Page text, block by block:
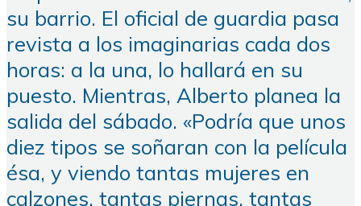
su barrio. El oficial de guardia pasa
revista a los imaginarias cada dos
horas: a la una, lo hallará en su
puesto. Mientras, Alberto planea la
salida del sábado. «Podría que unos
diez tipos se soñaran con la película
ésa, y viendo tantas mujeres en
calzones, tantas piernas, tantas